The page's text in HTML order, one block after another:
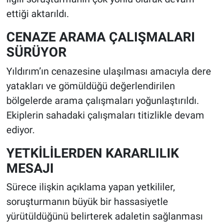
ettiği aktarıldı.
CENAZE ARAMA ÇALIŞMALARI
SÜRÜYOR
Yıldırım’ın cenazesine ulaşılması amacıyla dere
yatakları ve gömüldüğü değerlendirilen
bölgelerde arama çalışmaları yoğunlaştırıldı.
Ekiplerin sahadaki çalışmaları titizlikle devam
ediyor.
YETKİLİLERDEN KARARLILIK
MESAJI
Sürece ilişkin açıklama yapan yetkililer,
soruşturmanın büyük bir hassasiyetle
yürütüldüğünü belirterek adaletin sağlanması